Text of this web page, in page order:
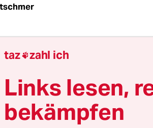
Hauptstadt in den ersten
Mitglieder der
demonstrative Präsenz auf
Brücken der Innenstadt
errichtet, und die
taz zahl ich
Links lesen,
bekämpfen